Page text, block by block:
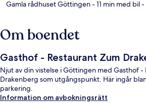
Gamla rådhuset Göttingen- 11 min med bil-
Om boendet
Gasthof - Restaurant Zum
Njut av din vistelse i Göttingen med Gasthof -
Drakenberg som utgångspunkt. Här ingår
parkering.
Information om avbokningsrätt